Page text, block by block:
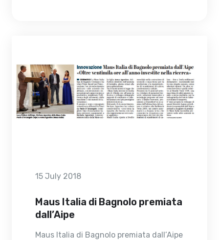
15 July 2018
Maus Italia di Bagnolo premiata
dall’Aipe
Maus Italia di Bagnolo premiata dall’Aipe